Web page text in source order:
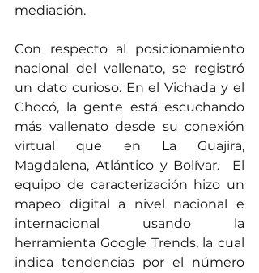
mediación.
Con respecto al posicionamiento
nacional del vallenato, se registró
un dato curioso. En el Vichada y el
Chocó, la gente está escuchando
más vallenato desde su conexión
virtual que en La Guajira,
Magdalena, Atlántico y Bolívar.  El
equipo de caracterización hizo un
mapeo digital a nivel nacional e
internacional usando la
herramienta Google Trends, la cual
indica tendencias por el número